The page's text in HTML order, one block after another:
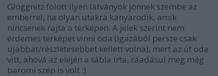
Gloggnitz fölött ilyen látványok jönnek szembe az
emberrel, ha olyan utakra kanyarodik, amik
nincsenek rajta a térképen. A jelek szerint nem
érdemes térképet vinni oda (igazából persze csak
újabbat/részletesebbet kellett volna), mert az út oda
vitt, ahová az elején a tábla írta, ráadásul meg még
baromi szép is volt :)